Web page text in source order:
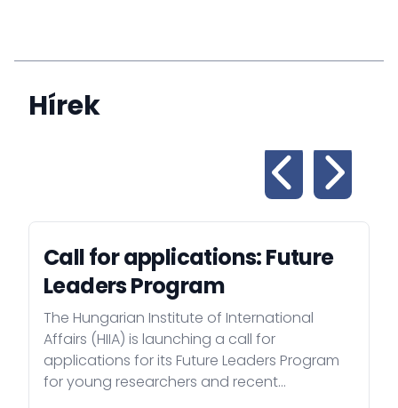
Hírek
Call for applications: Future
Leaders Program
The Hungarian Institute of International
Affairs (HIIA) is launching a call for
applications for its Future Leaders Program
for young researchers and recent